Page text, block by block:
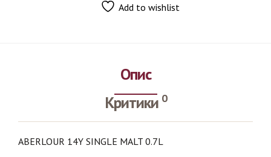
Add to wishlist
Опис
Критики 0
ABERLOUR 14Y SINGLE MALT 0.7L